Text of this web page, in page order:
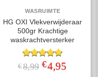
WASRUIMTE
HG OXI Vlekverwijderaar
500gr Krachtige
waskrachtversterker
Gewaardeerd
5.00uit 5
€8,99 Oorspronkelijke
prijs
€4,95